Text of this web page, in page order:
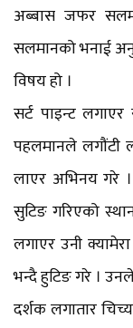
अब्बास जफर
सलमानको भनाई
विषय हो ।
सर्ट पाइन्ट
पहलमानले लगौंटी
लाएर अभिनय गरे
सुटिङ गरिएको
लगाएर उनी
भन्दै हुटिङ गरे ।
दर्शक लगातार